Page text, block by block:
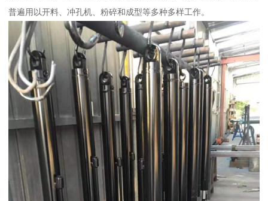
普遍用以开料、冲孔机、粉碎和成型等多种多样工作。